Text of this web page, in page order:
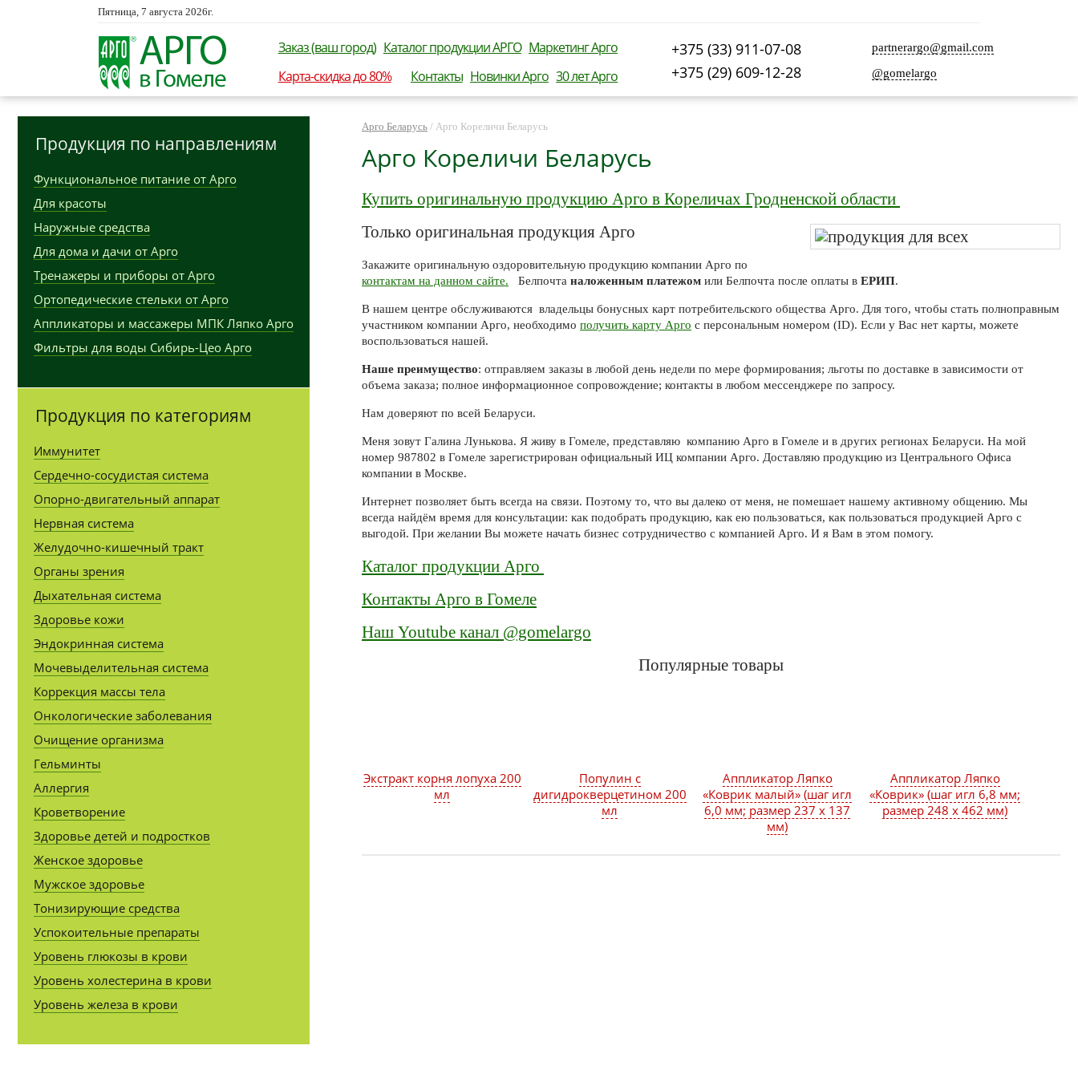
Пятница, 7 августа 2026г.
Заказ (ваш город) Каталог продукции АРГО Маркетинг Арго
Карта-скидка до 80%
Контакты Новинки Арго 30 лет Арго
partnerargo@gmail.com
@gomelargo
+375 (33) 911-07-08
+375 (29) 609-12-28
Арго Беларусь / Арго Кореличи Беларусь
Арго Кореличи Беларусь
Купить оригинальную продукцию Арго в Кореличах Гродненской области
Только оригинальная продукция Арго
Закажите оригинальную оздоровительную продукцию компании Арго по
контактам на данном сайте. Белпочта наложенным платежом или Белпочта после оплаты в ЕРИП.
В нашем центре обслуживаются владельцы бонусных карт потребительского общества Арго. Для того, чтобы стать полноправным
участником компании Арго, необходимо получить карту Арго с персональным номером (ID). Если у Вас нет карты, можете
воспользоваться нашей.
Наше преимущество: отправляем заказы в любой день недели по мере формирования; льготы по доставке в зависимости от
объема заказа; полное информационное сопровождение; контакты в любом мессенджере по запросу.
Нам доверяют по всей Беларуси.
Меня зовут Галина Лунькова. Я живу в Гомеле, представляю компанию Арго в Гомеле и в других регионах Беларуси. На мой
номер 987802 в Гомеле зарегистрирован официальный ИЦ компании Арго. Доставляю продукцию из Центрального Офиса
компании в Москве.
Интернет позволяет быть всегда на связи. Поэтому то, что вы далеко от меня, не помешает нашему активному общению. Мы
всегда найдём время для консультации: как подобрать продукцию, как ею пользоваться, как пользоваться продукцией Арго с
выгодой. При желании Вы можете начать бизнес сотрудничество с компанией Арго. И я Вам в этом помогу.
Каталог продукции Арго
Контакты Арго в Гомеле
Наш Youtube канал @gomelargo
Популярные товары
Экстракт корня лопуха 200
мл
Популин с
дигидрокверцетином 200
мл
Аппликатор Ляпко
«Коврик малый» (шаг игл
6,0 мм; размер 237 х 137
мм)
Аппликатор Ляпко
«Коврик» (шаг игл 6,8 мм;
размер 248 х 462 мм)
Продукция по направлениям
Функциональное питание от Арго
Для красоты
Наружные средства
Для дома и дачи от Арго
Тренажеры и приборы от Арго
Ортопедические стельки от Арго
Аппликаторы и массажеры МПК Ляпко Арго
Фильтры для воды Сибирь-Цео Арго
Продукция по категориям
Иммунитет
Сердечно-сосудистая система
Опорно-двигательный аппарат
Нервная система
Желудочно-кишечный тракт
Органы зрения
Дыхательная система
Здоровье кожи
Эндокринная система
Мочевыделительная система
Коррекция массы тела
Онкологические заболевания
Очищение организма
Гельминты
Аллергия
Кроветворение
Здоровье детей и подростков
Женское здоровье
Мужское здоровье
Тонизирующие средства
Успокоительные препараты
Уровень глюкозы в крови
Уровень холестерина в крови
Уровень железа в крови